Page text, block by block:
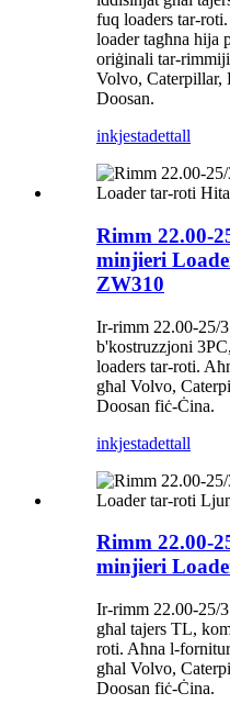
fuq loaders tar-
loader tagħna hija
oriġinali tar-
Volvo, Caterpillar,
Doosan.
inkjestadettall
Rimm 22.00-
minjieri
ZW310
Ir-rimm 22.00-25/
b'kostruzzjoni
loaders tar-roti.
għal Volvo,
Doosan fiċ-Ċina.
inkjestadettall
Rimm 22.00-
minjieri
Ir-rimm 22.00-25/
għal tajers TL,
roti. Aħna l-
għal Volvo,
Doosan fiċ-Ċina.